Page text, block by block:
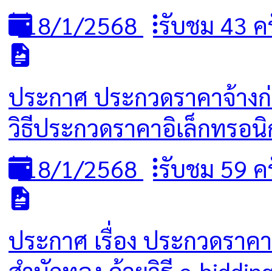
18/1/2568 รับชม 43 ค
ประกาศ ประกวดราคาจ้าง
วิธีประกวดราคาอิเล็กทรอ
18/1/2568 รับชม 59 ค
ประกาศ เรื่อง ประกวดรา